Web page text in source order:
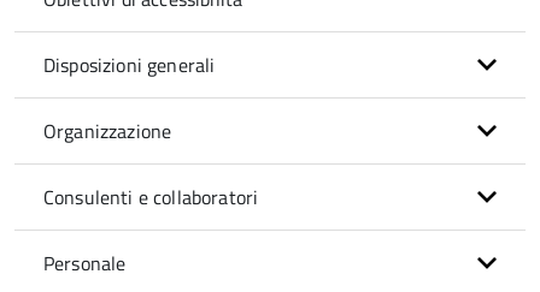
Disposizioni generali
Organizzazione
Consulenti e collaboratori
Personale